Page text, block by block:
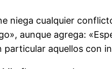
niega cualquier
aunque agrega:
particular aquellos con